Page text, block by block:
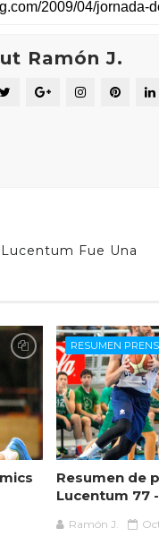
Ramón J.
Fue Una
RESUMEN
Resumen de
Lucentum 77
Ramón J.